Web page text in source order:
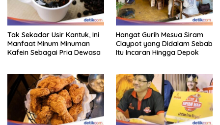
Tak Sekadar Usir Kantuk, Ini
Manfaat Minum Minuman
Kafein Sebagai Pria Dewasa
Hangat Gurih Mesua Siram
Claypot yang Didalam Sebab
Itu Incaran Hingga Depok